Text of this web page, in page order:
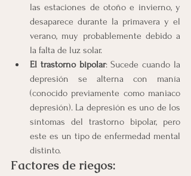
las estaciones de otoño e invierno, y
desaparece durante la primavera y el
verano, muy probablemente debido a
la falta de luz solar.
El trastorno bipolar: Sucede cuando la
depresión se alterna con manía
(conocido previamente como maniaco
depresión). La depresión es uno de los
síntomas del trastorno bipolar, pero
este es un tipo de enfermedad mental
distinto.
Factores de riegos: